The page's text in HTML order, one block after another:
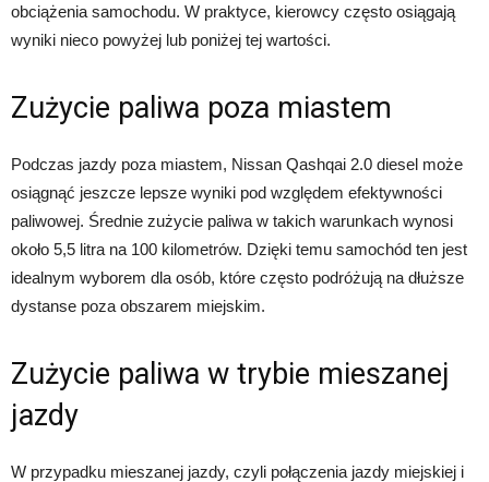
obciążenia samochodu. W praktyce, kierowcy często osiągają
wyniki nieco powyżej lub poniżej tej wartości.
Zużycie paliwa poza miastem
Podczas jazdy poza miastem, Nissan Qashqai 2.0 diesel może
osiągnąć jeszcze lepsze wyniki pod względem efektywności
paliwowej. Średnie zużycie paliwa w takich warunkach wynosi
około 5,5 litra na 100 kilometrów. Dzięki temu samochód ten jest
idealnym wyborem dla osób, które często podróżują na dłuższe
dystanse poza obszarem miejskim.
Zużycie paliwa w trybie mieszanej
jazdy
W przypadku mieszanej jazdy, czyli połączenia jazdy miejskiej i